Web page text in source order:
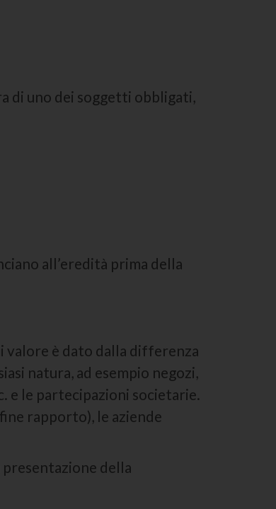
di uno dei soggetti obbligati,
all’eredità prima della
valore è dato dalla differenza
natura, ad esempio negozi,
e le partecipazioni societarie.
rapporto), le aziende
della